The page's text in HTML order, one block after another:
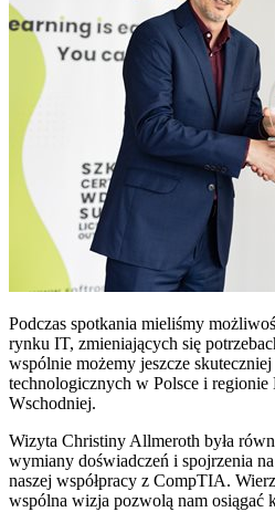
Podczas spotkania mieliśmy
rynku IT, zmieniających się
wspólnie możemy jeszcze
technologicznych w Polsce i
Wschodniej.
Wizyta Christiny Allmeroth była
wymiany doświadczeń i spojrzenia
naszej współpracy z CompTIA.
wspólna wizja pozwolą nam osiągać